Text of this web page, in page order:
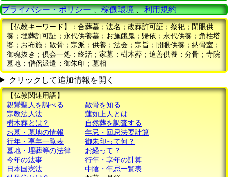
プライバシー・ポリシー、稼働環境、利用規約
【仏教キーワード】：合葬墓；法名；改葬許可証；祭祀；閉眼供
養；埋葬許可証；永代供養墓；お施餓鬼；帰依；永代供養；角柱塔
婆；お布施；散骨；宗派；供養；法会；宗旨；開眼供養；納骨室；
御魂抜き；倶会一処；終活；家墓；樹木葬；追善供養；分骨；寺院
墓地；僧侶派遣；御朱印；墓相
クリックして追加情報を開く
【仏教関連用語】
親鸞聖人を調べる
散骨を知る
宗教法人法
蓮如上人とは
樹木葬とは？
自然葬を調査する
お墓・墓地の情報
年忌・回忌法要計算
行年・享年一覧表
御朱印って何？
墓地・埋葬等の法律
お経って？
今年の法事
行年・享年の計算
日本国憲法
中陰・年忌一覧表